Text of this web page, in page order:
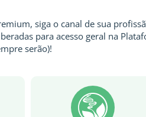
siga o canal de sua
para acesso geral na
serão)!